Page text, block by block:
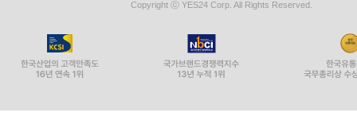
Copyright ⓒ YES24 Corp. All Rights Reserved.